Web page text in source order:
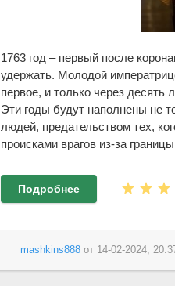
1763 год – первый после
удержать. Молодой
первое, и только через десять
Эти годы будут наполнены не
людей, предательством тех,
происками врагов из-за
Подробнее
mashkins888от 14-02-2024,